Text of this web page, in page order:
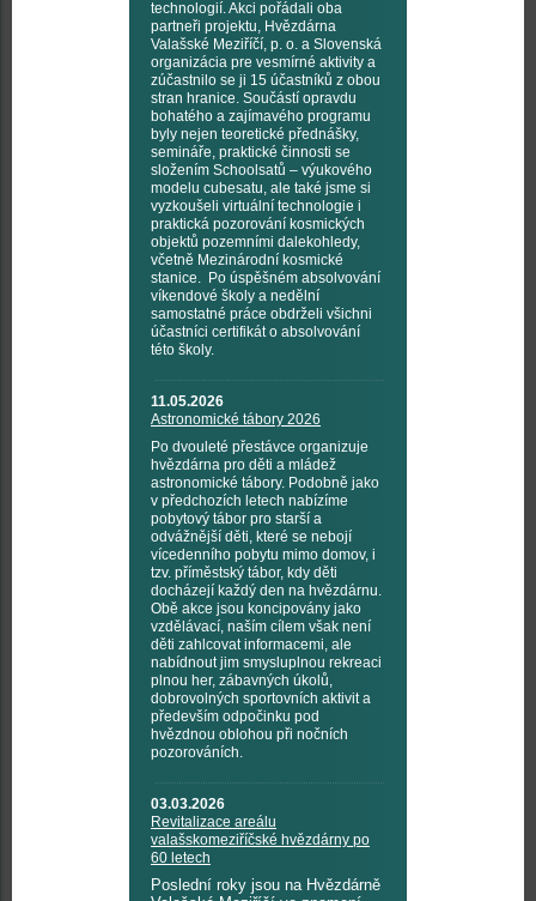
technologií. Akci pořádali oba
partneři projektu, Hvězdárna
Valašské Meziříčí, p. o. a Slovenská
organizácia pre vesmírné aktivity a
zúčastnilo se ji 15 účastníků z obou
stran hranice. Součástí opravdu
bohatého a zajímavého programu
byly nejen teoretické přednášky,
semináře, praktické činnosti se
složením Schoolsatů – výukového
modelu cubesatu, ale také jsme si
vyzkoušeli virtuální technologie i
praktická pozorování kosmických
objektů pozemními dalekohledy,
včetně Mezinárodní kosmické
stanice. Po úspěšném absolvování
víkendové školy a nedělní
samostatné práce obdrželi všichni
účastníci certifikát o absolvování
této školy.
11.05.2026
Astronomické tábory 2026
Po dvouleté přestávce organizuje
hvězdárna pro děti a mládež
astronomické tábory. Podobně jako
v předchozích letech nabízíme
pobytový tábor pro starší a
odvážnější děti, které se nebojí
vícedenního pobytu mimo domov, i
tzv. příměstský tábor, kdy děti
docházejí každý den na hvězdárnu.
Obě akce jsou koncipovány jako
vzdělávací, naším cílem však není
děti zahlcovat informacemi, ale
nabídnout jim smysluplnou rekreaci
plnou her, zábavných úkolů,
dobrovolných sportovních aktivit a
především odpočinku pod
hvězdnou oblohou při nočních
pozorováních.
03.03.2026
Revitalizace areálu
valašskomeziříčské hvězdárny po
60 letech
Poslední roky jsou na Hvězdárně